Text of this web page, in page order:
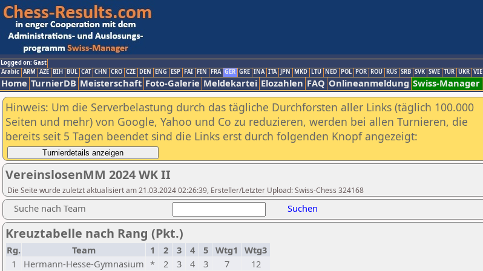
Logged on: Gast
Arabic ARM AZE BIH BUL CAT CHN CRO CZE DEN ENG ESP FAI FIN FRA GER GRE INA ITA JPN MKD LTU NED POL POR ROU RUS SRB SVK SWE TUR UKR VIE
Home TurnierDB Meisterschaft Foto-Galerie Meldekartei Elozahlen FAQ Onlineanmeldung Swiss-Manager
Hinweis: Um die Serverbelastung durch das tägliche Durchforsten aller Links (täglich 100.000
Seiten und mehr) von Google, Yahoo und Co zu reduzieren, werden bei allen Turnieren, die
bereits seit 5 Tagen beendet sind die Links erst durch folgenden Knopf angezeigt:
VereinslosenMM 2024 WK II
Die Seite wurde zuletzt aktualisiert am 21.03.2024 02:26:39, Ersteller/Letzter Upload: Swiss-Chess 324168
Suche nach Team Suchen
Kreuztabelle nach Rang (Pkt.)
Rg. Team 1 2 3 4 5 Wtg1
Wtg3
1
Hermann-Hesse-Gymnasium * 2 3 4 3 7
12